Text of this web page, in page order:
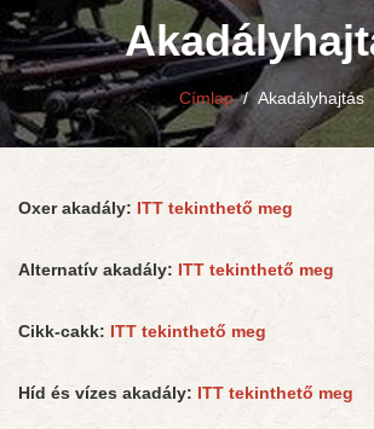
Címlap/ Akadályhajtás
Oxer akadály: ITT tekinthető meg
Alternatív akadály: ITT tekinthető meg
Cikk-cakk: ITT tekinthető meg
Híd és vízes akadály: ITT tekinthető meg